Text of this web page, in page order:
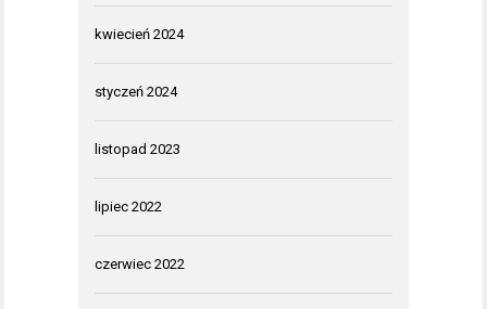
kwiecień 2024
styczeń 2024
listopad 2023
lipiec 2022
czerwiec 2022